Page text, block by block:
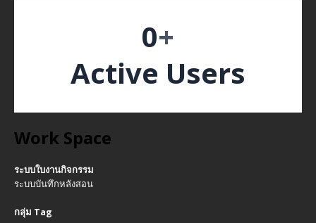
0+
Active Users
Work Space
ระบบใบงานกิจกรรม
ระบบบันทึกหลังสอน
กลุ่ม Tag